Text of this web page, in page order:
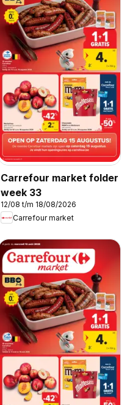
Carrefour market folder
week 33
12/08 t/m 18/08/2026
Carrefour market